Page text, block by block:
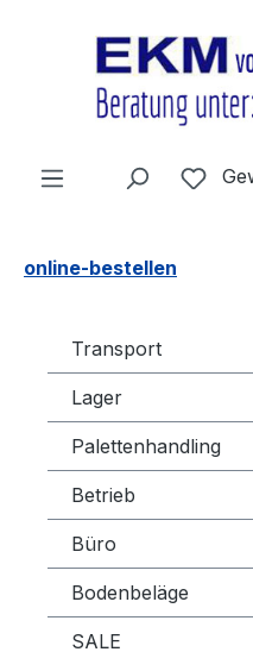
Du
online-bestellen
Transport
Lager
Palettenhandling
Betrieb
Büro
Bodenbeläge
SALE